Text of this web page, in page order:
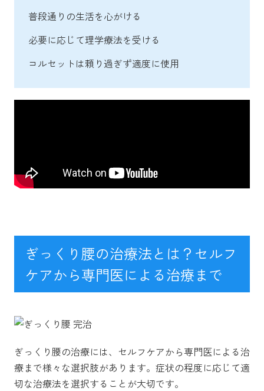
普段通りの生活を心がける
必要に応じて理学療法を受ける
コルセットは頼り過ぎず適度に使用
ぎっくり腰の治療法とは？セルフ
ケアから専門医による治療まで
ぎっくり腰の治療には、セルフケアから専門医による治
療まで様々な選択肢があります。症状の程度に応じて適
切な治療法を選択することが大切です。